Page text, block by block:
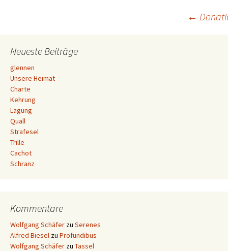
Navigation
←
Neueste Beiträge
glennen
Unsere Heimat
Charte
Kehrung
Lagung
Quall
Strafesel
Trille
Cachot
Schranz
Kommentare
Wolfgang Schäfer zu Serenes
Alfred Biesel zu Profundibus
Wolfgang Schäfer zu Tassel